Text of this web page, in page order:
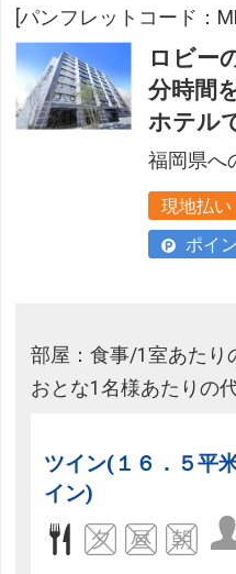
[パンフレットコード：
ロビー
分時間
ホテル
福岡県へ
現地払い
ポイ
部屋：食事/1室あたり
おとな1名様あたりの
ツイン(１６．５平
イン)